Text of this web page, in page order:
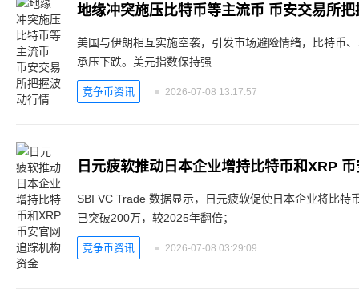
地缘冲突施压比特币等主流币 币安交易所
美国与伊朗相互实施空袭，引发市场避险情绪，比特币
承压下跌。美元指数保持强
竞争币资讯 2026-07-08 13:17:57
日元疲软推动日本企业增持比特币和XRP
SBI VC Trade 数据显示，日元疲软促使日本企业将比特
已突破200万，较2025年翻倍；
竞争币资讯 2026-07-08 03:29:09